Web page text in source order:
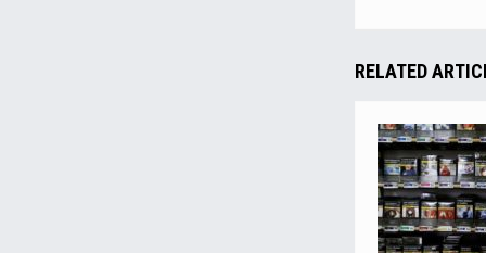
RELATED